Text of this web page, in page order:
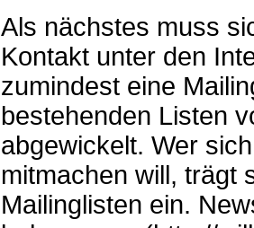
Als nächstes muss
Kontakt unter den
zumindest eine
bestehenden Listen
abgewickelt. Wer
mitmachen will, trägt
Mailinglisten ein.